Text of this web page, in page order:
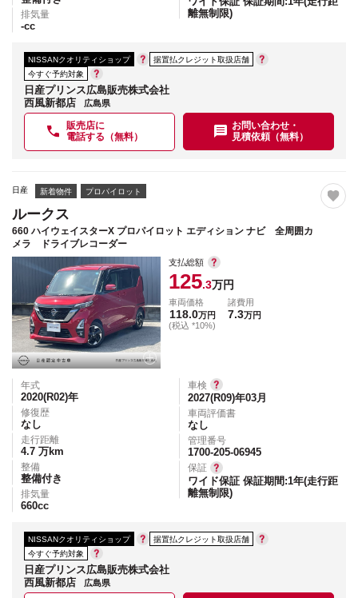
排気量
-cc
離無制限)
NISSANクオリティショップ
据置払クレジット取扱店舗
今すぐ予約対象
日産プリンス広島販売株式会社
西風新都店
広島県
販売店に
電話する（無料）
お問い合わせ・
見積依頼（無料）
日産 新着物件 プロパイロット
ルークス
660 ハイウェイスターX プロパイロット エディション ナビ 全周囲カ
メラ ドライブレコーダー
支払総額
125.3万円
車両価格
118.0万円
(税込 *10%)
諸費用
7.3万円
年式
2020(R02)年
修復歴
なし
走行距離
4.7 万km
整備
整備付き
排気量
660cc
車検
2027(R09)年03月
車両評価書
なし
管理番号
1700-205-06945
保証
ワイド保証 保証期間:1年(走行距
離無制限)
NISSANクオリティショップ
据置払クレジット取扱店舗
今すぐ予約対象
日産プリンス広島販売株式会社
西風新都店
広島県